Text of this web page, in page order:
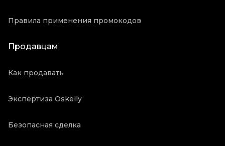
Правила применения промокодов
Продавцам
Как продавать
Экспертиза Oskelly
Безопасная сделка